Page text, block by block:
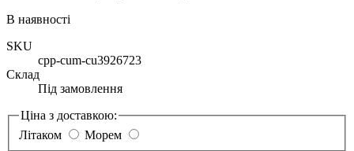
В наявності
SKU
cpp-cum-cu3926723
Склад
Під замовлення
Ціна з доставкою:
Літаком
Морем